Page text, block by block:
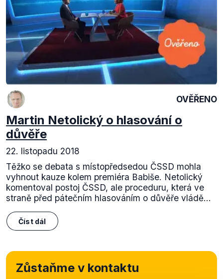
OVĚŘENO
Martin Netolický o hlasování o
důvěře
22. listopadu 2018
Těžko se debata s místopředsedou ČSSD mohla
vyhnout kauze kolem premiéra Babiše. Netolický
komentoval postoj ČSSD, ale proceduru, která ve
straně před pátečním hlasováním o důvěře vládě...
Číst dál
Zůstaňme v kontaktu